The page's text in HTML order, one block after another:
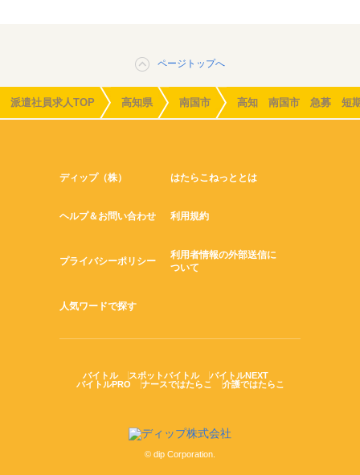
ページトップへ
派遣社員求人TOP 高知県 南国市 高知 南国市 急募 短
ディップ（株） はたらこねっととは
ヘルプ＆お問い合わせ 利用規約
プライバシーポリシー
利用者情報の外部送信に
ついて
人気ワードで探す
バイトル スポットバイトル
バイトルNEXT
バイトルPRO
ナースではたらこ 介護ではたらこ
© dip Corporation.